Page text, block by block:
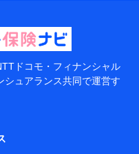
データを取得する方法
ャルグループ
ドコモ・フィナンシャル
シュアランス共同で運営す